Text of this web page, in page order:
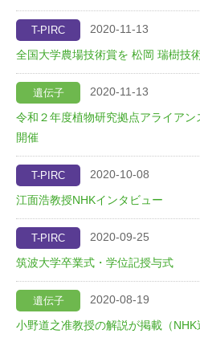
T-PIRC
2020-11-13
全国大学農場技術賞を 松岡 瑞樹技
遺伝子
2020-11-13
令和２年度植物研究拠点アライア
開催
T-PIRC
2020-10-08
江面浩教授NHKインタビュー
T-PIRC
2020-09-25
筑波大学卒業式・学位記授与式
遺伝子
2020-08-19
小野道之准教授の解説が掲載（NHK